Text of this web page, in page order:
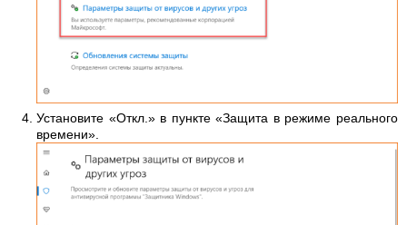
Установите «Откл.» в пункте «Защита в режиме реального
времени».